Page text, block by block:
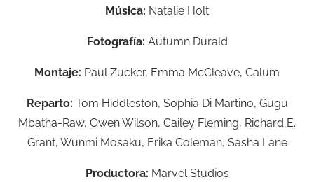
Música: Natalie Holt
Fotografía: Autumn Durald
Montaje: Paul Zucker, Emma McCleave, Calum
Reparto: Tom Hiddleston, Sophia Di Martino, Gugu
Mbatha-Raw, Owen Wilson, Cailey Fleming, Richard E.
Grant, Wunmi Mosaku, Erika Coleman, Sasha Lane
Productora: Marvel Studios